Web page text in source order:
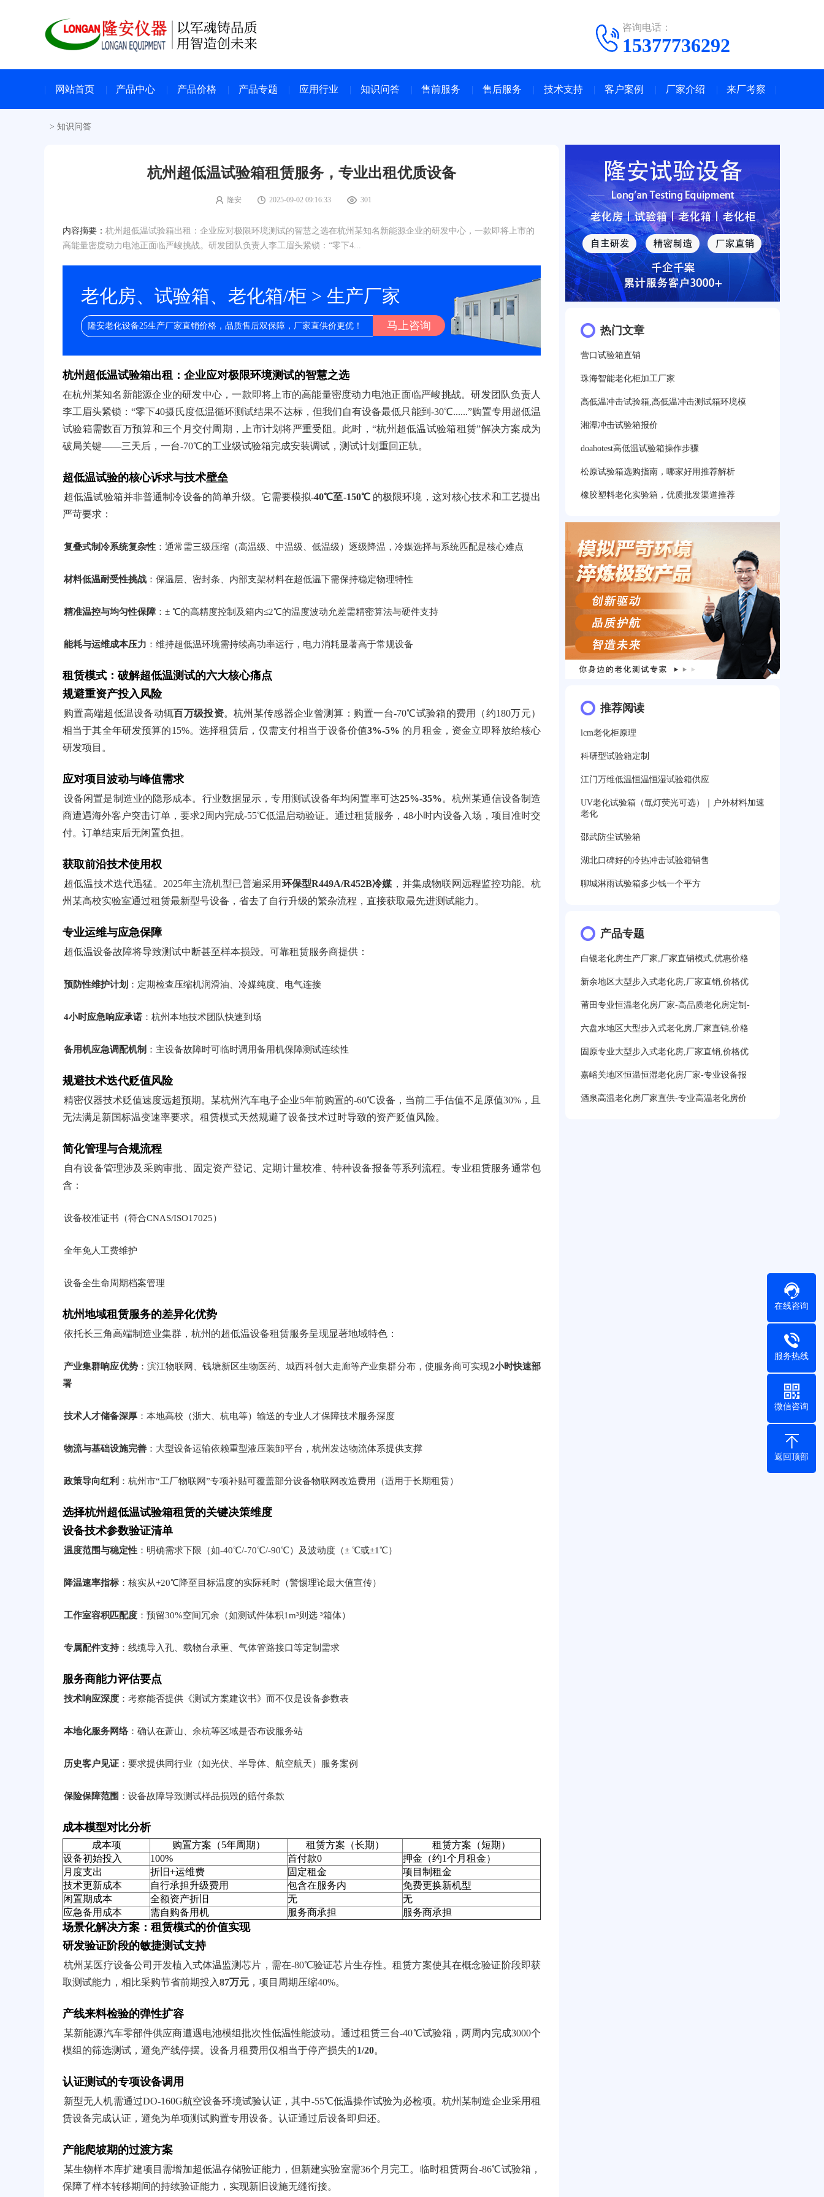
咨询电话：
15377736292
网站首页 产品中心 产品价格 产品专题 应用行业 知识问答 售前服务 售后服务 技术支持 客户案例 厂家介绍 来厂考察
> 知识问答
杭州超低温试验箱租赁服务，专业出租优质设备
隆安 2025-09-02 09:16:33 301
内容摘要： 杭州超低温试验箱出租：企业应对极限环境测试的智慧之选在杭州某知名新能源企业的研发中心，一款即将上市的
高能量密度动力电池正面临严峻挑战。研发团队负责人李工眉头紧锁：“零下4...
老化房、试验箱、老化箱/柜 > 生产厂家
隆安老化设备25生产厂家直销价格，品质售后双保障，厂家直供价更优！ 马上咨询
杭州超低温试验箱出租：企业应对极限环境测试的智慧之选
在杭州某知名新能源企业的研发中心，一款即将上市的高能量密度动力电池正面临严峻挑战。研发团队负责人
李工眉头紧锁：“零下40摄氏度低温循环测试结果不达标，但我们自有设备最低只能到-30℃......”购置专用超低温
试验箱需数百万预算和三个月交付周期，上市计划将严重受阻。此时，“杭州超低温试验箱租赁”解决方案成为
破局关键——三天后，一台-70℃的工业级试验箱完成安装调试，测试计划重回正轨。
超低温试验的核心诉求与技术壁垒
超低温试验箱并非普通制冷设备的简单升级。它需要模拟-40℃至-150℃的极限环境，这对核心技术和工艺提出
严苛要求：
复叠式制冷系统复杂性 ：通常需三级压缩（高温级、中温级、低温级）逐级降温，冷媒选择与系统匹配是核心难点
材料低温耐受性挑战 ：保温层、密封条、内部支架材料在超低温下需保持稳定物理特性
精准温控与均匀性保障 ：± ℃的高精度控制及箱内≤2℃的温度波动允差需精密算法与硬件支持
能耗与运维成本压力 ：维持超低温环境需持续高功率运行，电力消耗显著高于常规设备
租赁模式：破解超低温测试的六大核心痛点
规避重资产投入风险
购置高端超低温设备动辄百万级投资。杭州某传感器企业曾测算：购置一台-70℃试验箱的费用（约180万元）
相当于其全年研发预算的15%。选择租赁后，仅需支付相当于设备价值3%-5% 的月租金，资金立即释放给核心
研发项目。
应对项目波动与峰值需求
设备闲置是制造业的隐形成本。行业数据显示，专用测试设备年均闲置率可达25%-35%。杭州某通信设备制造
商遭遇海外客户突击订单，要求2周内完成-55℃低温启动验证。通过租赁服务，48小时内设备入场，项目准时交
付。订单结束后无闲置负担。
获取前沿技术使用权
超低温技术迭代迅猛。2025年主流机型已普遍采用 环保型R449A/R452B冷媒 ，并集成物联网远程监控功能。杭
州某高校实验室通过租赁最新型号设备，省去了自行升级的繁杂流程，直接获取最先进测试能力。
专业运维与应急保障
超低温设备故障将导致测试中断甚至样本损毁。可靠租赁服务商提供：
预防性维护计划 ：定期检查压缩机润滑油、冷媒纯度、电气连接
4小时应急响应承诺 ：杭州本地技术团队快速到场
备用机应急调配机制 ：主设备故障时可临时调用备用机保障测试连续性
规避技术迭代贬值风险
精密仪器技术贬值速度远超预期。某杭州汽车电子企业5年前购置的-60℃设备，当前二手估值不足原值30%，且
无法满足新国标温变速率要求。租赁模式天然规避了设备技术过时导致的资产贬值风险。
简化管理与合规流程
自有设备管理涉及采购审批、固定资产登记、定期计量校准、特种设备报备等系列流程。专业租赁服务通常包
含：
设备校准证书（符合CNAS/ISO17025）
全年免人工费维护
设备全生命周期档案管理
杭州地域租赁服务的差异化优势
依托长三角高端制造业集群，杭州的超低温设备租赁服务呈现显著地域特色：
产业集群响应优势：滨江物联网、钱塘新区生物医药、城西科创大走廊等产业集群分布，使服务商可实现2小时快速部
署
技术人才储备深厚 ：本地高校（浙大、杭电等）输送的专业人才保障技术服务深度
物流与基础设施完善 ：大型设备运输依赖重型液压装卸平台，杭州发达物流体系提供支撑
政策导向红利 ：杭州市“工厂物联网”专项补贴可覆盖部分设备物联网改造费用（适用于长期租赁）
选择杭州超低温试验箱租赁的关键决策维度
设备技术参数验证清单
温度范围与稳定性 ：明确需求下限（如-40℃/-70℃/-90℃）及波动度（± ℃或±1℃）
降温速率指标 ：核实从+20℃降至目标温度的实际耗时（警惕理论最大值宣传）
工作室容积匹配度 ：预留30%空间冗余（如测试件体积1m³则选 ³箱体）
专属配件支持：线缆导入孔、载物台承重、气体管路接口等定制需求
服务商能力评估要点
技术响应深度 ：考察能否提供《测试方案建议书》而不仅是设备参数表
本地化服务网络：确认在萧山、余杭等区域是否布设服务站
历史客户见证 ：要求提供同行业（如光伏、半导体、航空航天）服务案例
保险保障范围 ：设备故障导致测试样品损毁的赔付条款
成本模型对比分析
成本项 购置方案（5年周期） 租赁方案（长期）
租赁方案（短期）
设备初始投入
100% 首付款0
押金（约1个月租金）
月度支出
折旧+运维费 固定租金
项目制租金
技术更新成本
自行承担升级费用 包含在服务内
免费更换新机型
闲置期成本
全额资产折旧 无
无
应急备用成本
需自购备用机 服务商承担 服务商承担
场景化解决方案：租赁模式的价值实现
研发验证阶段的敏捷测试支持
杭州某医疗设备公司开发植入式体温监测芯片，需在-80℃验证芯片生存性。租赁方案使其在概念验证阶段即获
取测试能力，相比采购节省前期投入87万元 ，项目周期压缩40%。
产线来料检验的弹性扩容
某新能源汽车零部件供应商遭遇电池模组批次性低温性能波动。通过租赁三台-40℃试验箱，两周内完成3000个
模组的筛选测试，避免产线停摆。设备月租费用仅相当于停产损失的1/20。
认证测试的专项设备调用
新型无人机需通过DO-160G航空设备环境试验认证，其中-55℃低温操作试验为必检项。杭州某制造企业采用租
赁设备完成认证，避免为单项测试购置专用设备。认证通过后设备即归还。
产能爬坡期的过渡方案
某生物样本库扩建项目需增加超低温存储验证能力，但新建实验室需36个月完工。临时租赁两台-86℃试验箱，
保障了样本转移期间的持续验证能力，实现新旧设施无缝衔接。
热门文章
营口试验箱直销
珠海智能老化柜加工厂家
高低温冲击试验箱,高低温冲击测试箱环境模
湘潭冲击试验箱报价
doahotest高低温试验箱操作步骤
松原试验箱选购指南，哪家好用推荐解析
橡胶塑料老化实验箱，优质批发渠道推荐
推荐阅读
lcm老化柜原理
科研型试验箱定制
江门万维低温恒温恒湿试验箱供应
UV老化试验箱（氙灯荧光可选）｜户外材料加速
老化
邵武防尘试验箱
湖北口碑好的冷热冲击试验箱销售
聊城淋雨试验箱多少钱一个平方
产品专题
白银老化房生产厂家,厂家直销模式,优惠价格
新余地区大型步入式老化房,厂家直销,价格优
莆田专业恒温老化房厂家-高品质老化房定制-
六盘水地区大型步入式老化房,厂家直销,价格
固原专业大型步入式老化房,厂家直销,价格优
嘉峪关地区恒温恒湿老化房厂家-专业设备报
酒泉高温老化房厂家直供-专业高温老化房价
在线咨询
服务热线
微信咨询
返回顶部